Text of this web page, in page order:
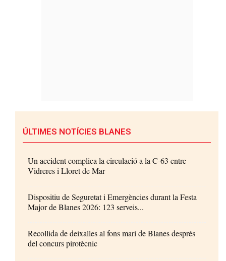
ÚLTIMES NOTÍCIES BLANES
Un accident complica la circulació a la C-63 entre
Vidreres i Lloret de Mar
Dispositiu de Seguretat i Emergències durant la Festa
Major de Blanes 2026: 123 serveis...
Recollida de deixalles al fons marí de Blanes després
del concurs pirotècnic